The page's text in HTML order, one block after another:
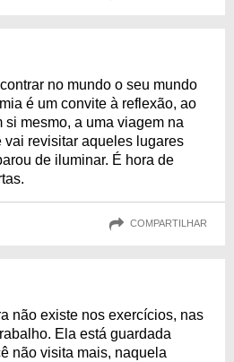
no mundo o seu mundo
é um convite à reflexão, ao
si mesmo, a uma viagem na
vai revisitar aqueles lugares
de iluminar. É hora de
COMPARTILHAR
não existe nos exercícios, nas
Ela está guardada
não visita mais, naquela